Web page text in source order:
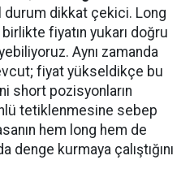
durum dikkat çekici. Long
fiyatın yukarı doğru
Aynı zamanda
fiyat yükseldikçe bu
short pozisyonların
tetiklenmesine sebep
hem long hem de
denge kurmaya çalıştığını